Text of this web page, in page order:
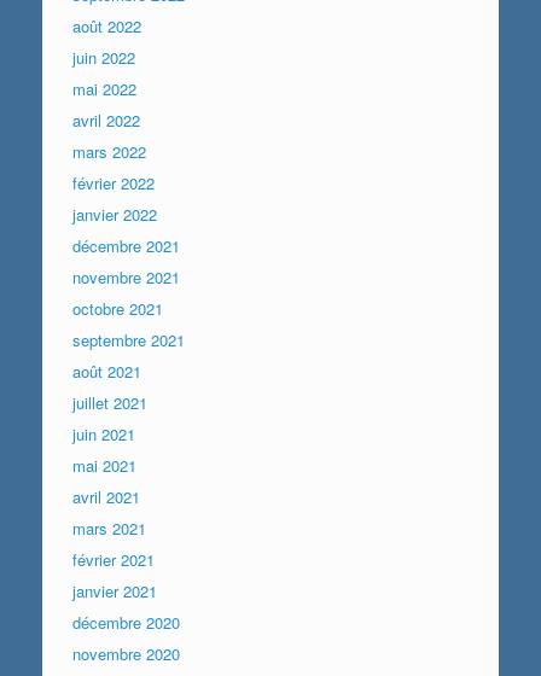
août 2022
juin 2022
mai 2022
avril 2022
mars 2022
février 2022
janvier 2022
décembre 2021
novembre 2021
octobre 2021
septembre 2021
août 2021
juillet 2021
juin 2021
mai 2021
avril 2021
mars 2021
février 2021
janvier 2021
décembre 2020
novembre 2020